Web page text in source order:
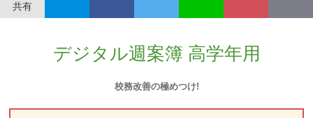
共有
デジタル週案簿 高学年用
校務改善の極めつけ!